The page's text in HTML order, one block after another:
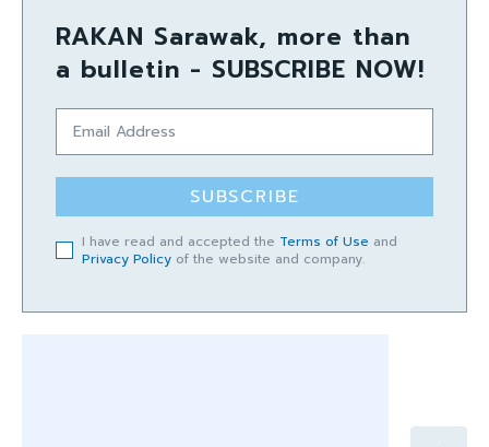
RAKAN Sarawak, more than
a bulletin - SUBSCRIBE NOW!
SUBSCRIBE
I have read and accepted the Terms of Use and
Privacy Policy of the website and company.